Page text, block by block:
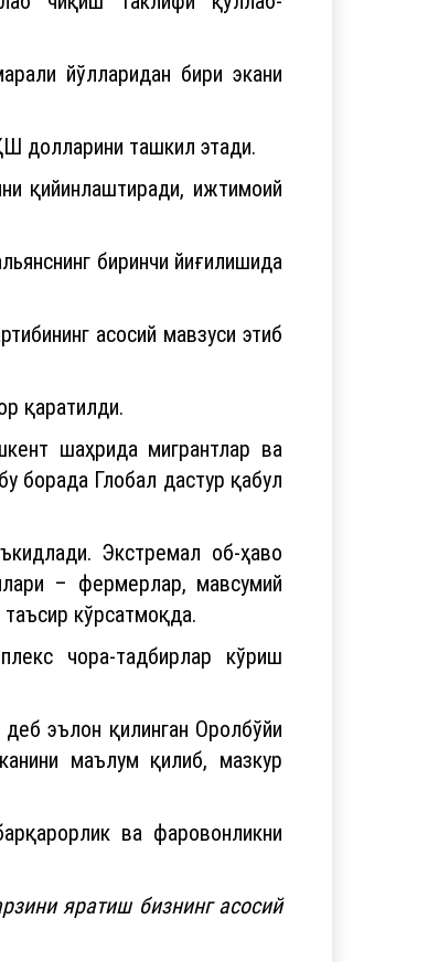
йўлларидан бири экани
долларини ташкил этади.
қийинлаштиради, ижтимоий
биринчи йиғилишида
асосий мавзуси этиб
қаратилди.
шаҳрида мигрантлар ва
борада Глобал дастур қабул
Экстремал об-ҳаво
– фермерлар, мавсумий
кўрсатмоқда.
чора-тадбирлар кўриш
эълон қилинган Оролбўйи
маълум қилиб, мазкур
ва фаровонликни
яратиш бизнинг асосий